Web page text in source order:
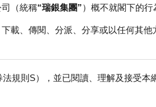
（統稱“瑞銀集團”）概不就閣下的行
載、傳閱、分派、分享或以任何其
規則S），並已閱讀、理解及接受本